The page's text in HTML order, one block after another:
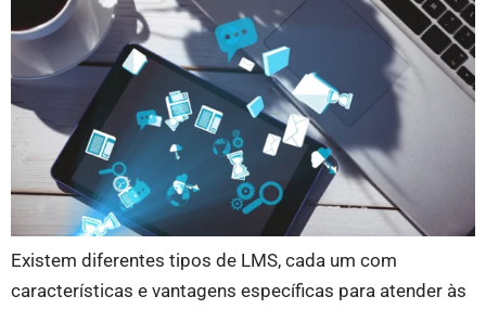
Existem diferentes tipos de LMS, cada um com
características e vantagens específicas para atender às